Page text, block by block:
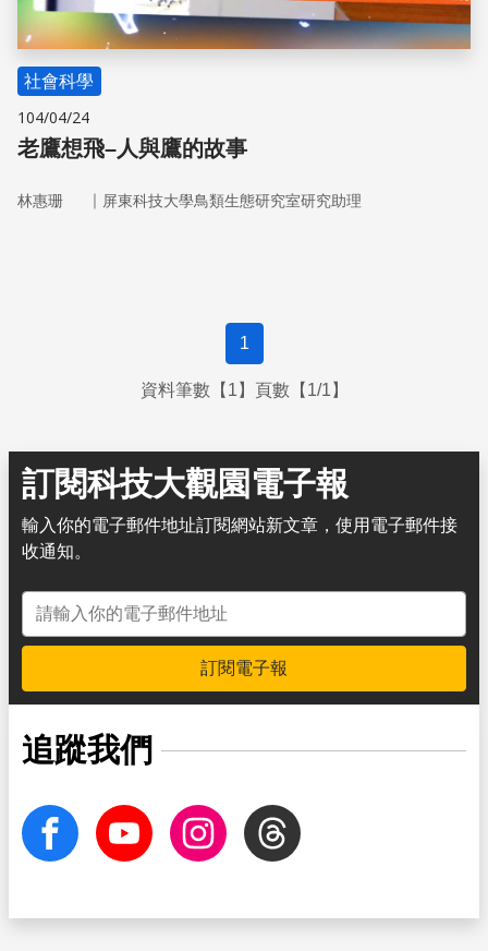
社會科學
104/04/24
老鷹想飛–人與鷹的故事
林惠珊 ｜ 屏東科技大學鳥類生態研究室研究助理
1
資料筆數【1】頁數【1/1】
訂閱科技大觀園電子報
輸入你的電子郵件地址訂閱網站新文章，使用電子郵件接
收通知。
電子郵件地址
訂閱電子報
追蹤我們
facebook Youtube InstagramThreads